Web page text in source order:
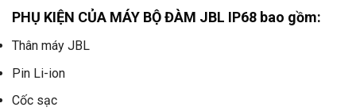
PHỤ KIỆN CỦA MÁY BỘ ĐÀM JBL IP68 bao gồm:
Thân máy JBL
Pin Li-ion
Cốc sạc